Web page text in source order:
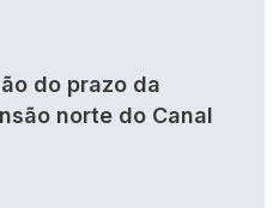
do prazo da
norte do Canal